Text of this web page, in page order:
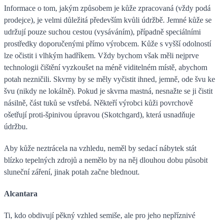
Informace o tom, jakým způsobem je kůže zpracovaná (vždy podá
prodejce), je velmi důležitá především kvůli údržbě. Jemné kůže se
udržují pouze suchou cestou (vysáváním), případně speciálními
prostředky doporučenými přímo výrobcem. Kůže s vyšší odolností
lze očistit i vlhkým hadříkem. Vždy bychom však měli nejprve
technologii čištění vyzkoušet na méně viditelném místě, abychom
potah nezničili. Skvrny by se měly vyčistit ihned, jemně, ode švu ke
švu (nikdy ne lokálně). Pokud je skvrna mastná, nesnažte se ji čistit
násilně, část tuků se vstřebá. Někteří výrobci kůži povrchově
ošetřují proti-špinivou úpravou (Skotchgard), která usnadňuje
údržbu.
Aby kůže neztrácela na vzhledu, neměl by sedací nábytek stát
blízko tepelných zdrojů a nemělo by na něj dlouhou dobu působit
sluneční záření, jinak potah začne blednout.
Alcantara
Ti, kdo obdivují pěkný vzhled semiše, ale pro jeho nepříznivé